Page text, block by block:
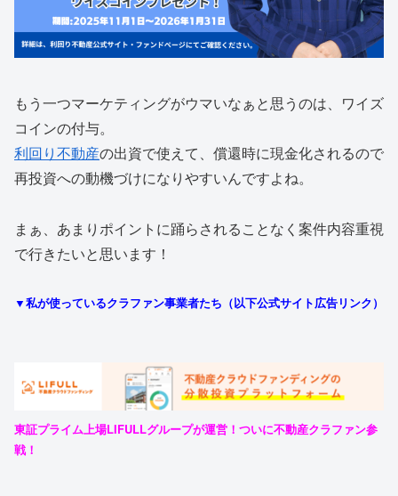
もう一つマーケティングがウマいなぁと思うのは、ワイズ
コインの付与。
利回り不動産の出資で使えて、償還時に現金化されるので
再投資への動機づけになりやすいんですよね。
まぁ、あまりポイントに踊らされることなく案件内容重視
で行きたいと思います！
▼私が使っているクラファン事業者たち（以下公式サイト広告リンク）
東証プライム上場LIFULLグループが運営！ついに不動産クラファン参
戦！